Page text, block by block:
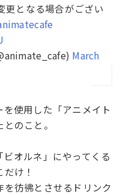
となる場合がござい
March
使用した「アニメイト
のこと。
オルネ」にやってくる
け！
彷彿とさせるドリンク